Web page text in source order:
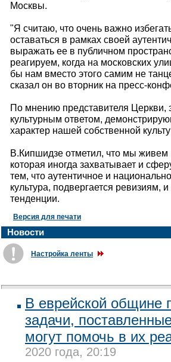
Москвы.
"Я считаю, что очень важно
оставаться в рамках своей
выражать ее в публичном
реагируем, когда на московских
бы нам вместо этого самим не
сказал он во вторник на пресс-
По мнению представителя
культурным ответом,
характер нашей собственной
В.Кипшидзе отметил, что мы живем
которая иногда захватывает и
тем, что аутентичное и
культура, подвергается ревизиям,
тенденции.
Версия для печати
Новости
Настройка ленты
В еврейской общине
задачи,
могут помочь в их
2020 года, 20:19